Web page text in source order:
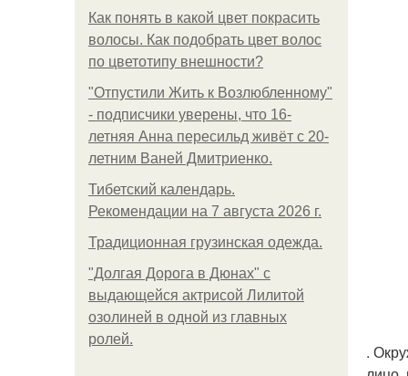
Как понять в какой цвет покрасить
волосы. Как подобрать цвет волос
по цветотипу внешности?
"Отпустили Жить к Возлюбленному"
- подписчики уверены, что 16-
летняя Анна пересильд живёт с 20-
летним Ваней Дмитриенко.
Тибетский календарь.
Рекомендации на 7 августа 2026 г.
Традиционная грузинская одежда.
"Долгая Дорога в Дюнах" с
выдающейся актрисой Лилитой
озолиней в одной из главных
ролей.
.